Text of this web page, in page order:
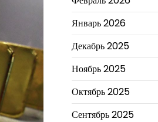
Январь 2026
Декабрь 2025
Ноябрь 2025
Октябрь 2025
Сентябрь 2025